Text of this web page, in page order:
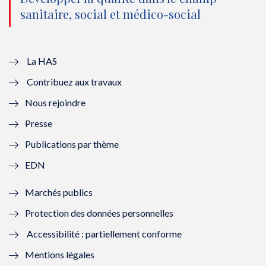
u
l
l
f
n
ê
t
o
e
e
n
ê
u
ê
t
o
ê
sanitaire, social et médico-social
La HAS
Contribuez aux travaux
Nous rejoindre
Presse
Publications par thème
EDN
Marchés publics
Protection des données personnelles
Accessibilité : partiellement conforme
Mentions légales